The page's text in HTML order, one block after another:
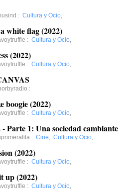
: Cultura y Ocio,
white flag (2022)
: Cultura y Ocio,
(2022)
: Cultura y Ocio,
:
boogie (2022)
: Cultura y Ocio,
Parte 1: Una sociedad cambiante
: Cine, Cultura y Ocio,
(2022)
: Cultura y Ocio,
up (2022)
: Cultura y Ocio,